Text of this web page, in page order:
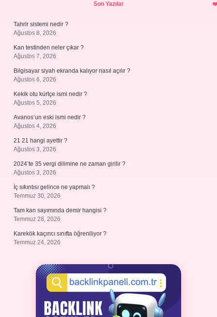
Son Yazılar
Tahrir sistemi nedir ?
Ağustos 8, 2026
Kan testinden neler çıkar ?
Ağustos 7, 2026
Bilgisayar siyah ekranda kalıyor nasıl açılır ?
Ağustos 6, 2026
Kekik otu kürtçe ismi nedir ?
Ağustos 5, 2026
Avanos’un eski ismi nedir ?
Ağustos 4, 2026
21 21 hangi ayettir ?
Ağustos 3, 2026
2024’te 35 vergi dilimine ne zaman girilir ?
Ağustos 3, 2026
İç sıkıntısı gelince ne yapmalı ?
Temmuz 30, 2026
Tam kan sayımında demir hangisi ?
Temmuz 28, 2026
Karekök kaçıncı sınıfta öğreniliyor ?
Temmuz 24, 2026